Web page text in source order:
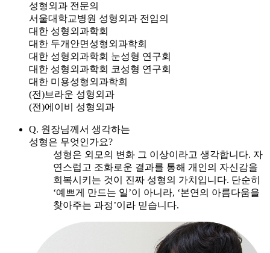
성형외과 전문의
서울대학교병원 성형외과 전임의
대한 성형외과학회
대한 두개안면성형외과학회
대한 성형외과학회 눈성형 연구회
대한 성형외과학회 코성형 연구회
대한 미용성형외과학회
(전)브라운 성형외과
(전)에이비 성형외과
Q. 원장님께서 생각하는
성형은 무엇인가요?
성형은 외모의 변화 그 이상이라고 생각합니다. 자
연스럽고 조화로운 결과를 통해 개인의 자신감을
회복시키는 것이 진짜 성형의 가치입니다. 단순히
‘예쁘게 만드는 일’이 아니라, ‘본연의 아름다움을
찾아주는 과정’이라 믿습니다.